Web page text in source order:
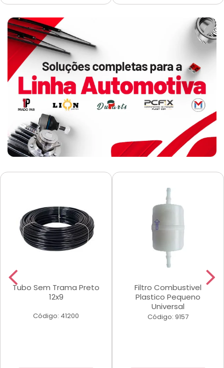
Tubo Sem Trama Preto
12x9
Código: 41200
Filtro Combustivel
Plastico Pequeno
Universal
Código: 9157